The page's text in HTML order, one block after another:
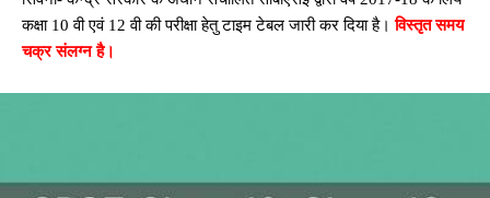
कक्षा 10 वी एवं 12 वी की परीक्षा हेतु टाइम टेबल जारी कर दिया है।विस्तृत समय
चक्र संलग्न है।